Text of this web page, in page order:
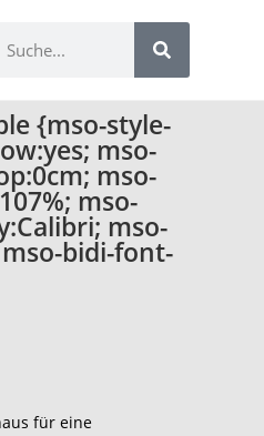
{mso-style-
mso-
mso-
mso-
mso-
bidi-font-
für eine